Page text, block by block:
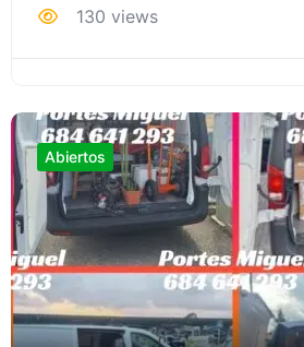
130 views
Abiertos